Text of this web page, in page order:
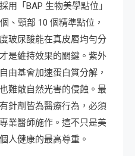
用「BAP 生物美學點位」
、頸部 10 個精準點位，
玻尿酸能在真皮層均勻分
是維持效果的關鍵。紫外
由基會加速蛋白質分解，
難敵自然光害的侵蝕。最
針劑皆為醫療行為，必須
業醫師施作。這不只是美
人健康的最高尊重。